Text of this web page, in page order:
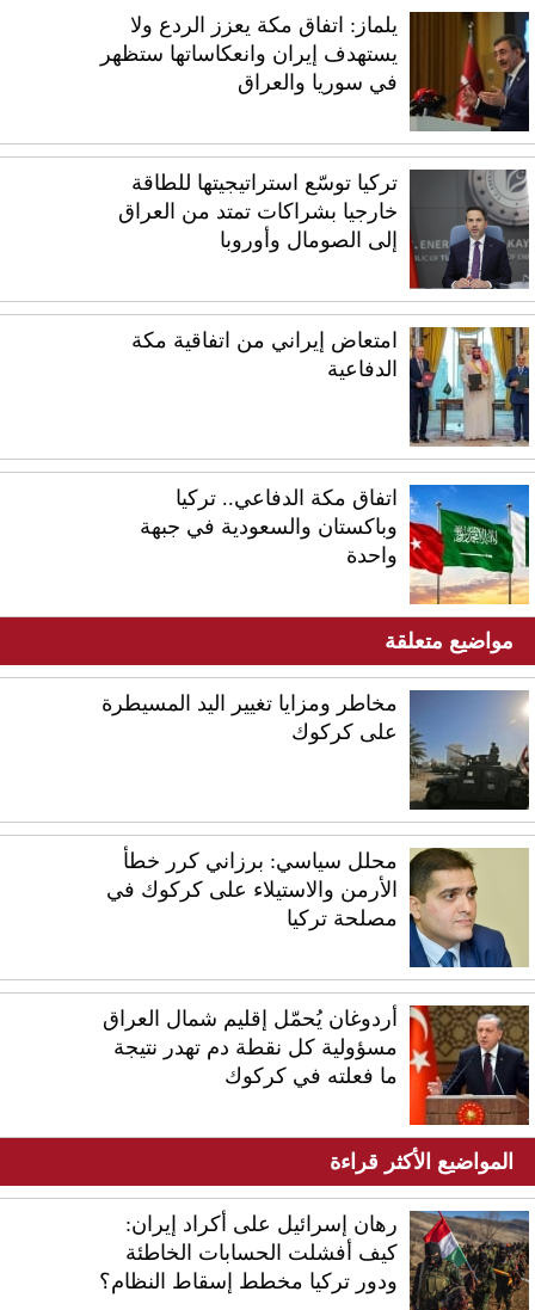
يلماز: اتفاق مكة يعزز الردع ولا
يستهدف إيران وانعكاساتها ستظهر
في سوريا والعراق
تركيا توسّع استراتيجيتها للطاقة
خارجيا بشراكات تمتد من العراق
إلى الصومال وأوروبا
امتعاض إيراني من اتفاقية مكة
الدفاعية
اتفاق مكة الدفاعي.. تركيا
وباكستان والسعودية في جبهة
واحدة
مواضيع متعلقة
مخاطر ومزايا تغيير اليد المسيطرة
على كركوك
محلل سياسي: برزاني كرر خطأ
الأرمن والاستيلاء على كركوك في
مصلحة تركيا
أردوغان يُحمّل إقليم شمال العراق
مسؤولية كل نقطة دم تهدر نتيجة
ما فعلته في كركوك
المواضيع الأكثر قراءة
رهان إسرائيل على أكراد إيران:
كيف أفشلت الحسابات الخاطئة
ودور تركيا مخطط إسقاط النظام؟